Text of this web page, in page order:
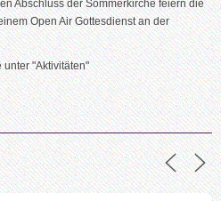
Abschluss der Sommerkirche feiern die
Open Air Gottesdienst an der
unter "Aktivitäten"